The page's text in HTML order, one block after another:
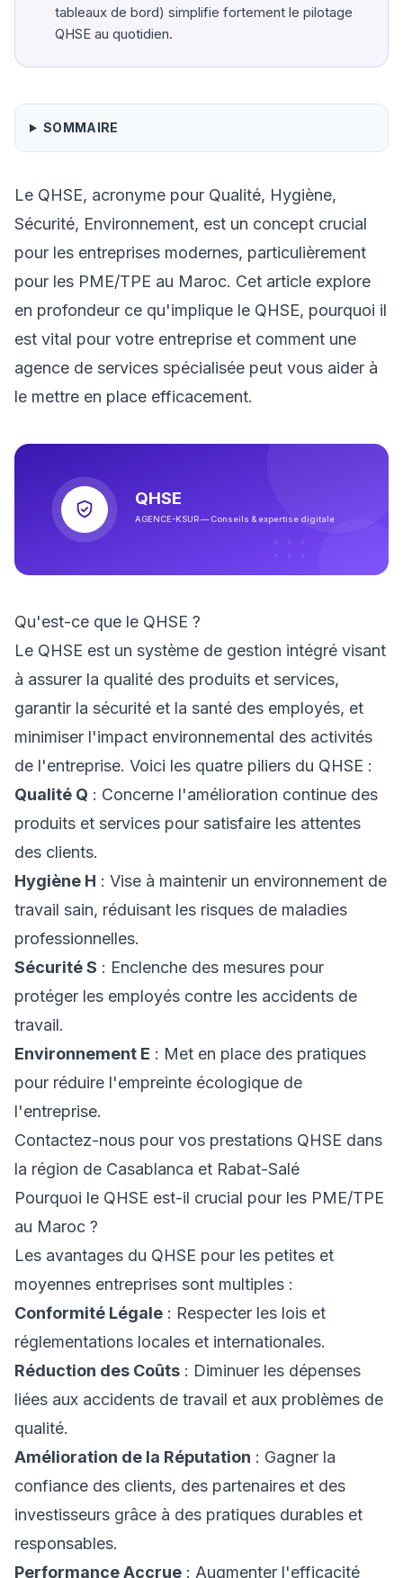
tableaux de bord) simplifie fortement le pilotage
QHSE au quotidien.
SOMMAIRE
Le QHSE, acronyme pour Qualité, Hygiène,
Sécurité, Environnement, est un concept crucial
pour les entreprises modernes, particulièrement
pour les PME/TPE au Maroc. Cet article explore
en profondeur ce qu'implique le QHSE, pourquoi il
est vital pour votre entreprise et comment une
agence de services spécialisée peut vous aider à
le mettre en place efficacement.
QHSE
AGENCE-KSUR — Conseils & expertise digitale
Qu'est-ce que le QHSE ?
Le QHSE est un système de gestion intégré visant
à assurer la qualité des produits et services,
garantir la sécurité et la santé des employés, et
minimiser l'impact environnemental des activités
de l'entreprise. Voici les quatre piliers du QHSE :
Qualité Q : Concerne l'amélioration continue des
produits et services pour satisfaire les attentes
des clients.
Hygiène H : Vise à maintenir un environnement de
travail sain, réduisant les risques de maladies
professionnelles.
Sécurité S : Enclenche des mesures pour
protéger les employés contre les accidents de
travail.
Environnement E : Met en place des pratiques
pour réduire l'empreinte écologique de
l'entreprise.
Contactez-nous pour vos prestations QHSE dans
la région de Casablanca et Rabat-Salé
Pourquoi le QHSE est-il crucial pour les PME/TPE
au Maroc ?
Les avantages du QHSE pour les petites et
moyennes entreprises sont multiples :
Conformité Légale : Respecter les lois et
réglementations locales et internationales.
Réduction des Coûts : Diminuer les dépenses
liées aux accidents de travail et aux problèmes de
qualité.
Amélioration de la Réputation : Gagner la
confiance des clients, des partenaires et des
investisseurs grâce à des pratiques durables et
responsables.
Performance Accrue : Augmenter l'efficacité